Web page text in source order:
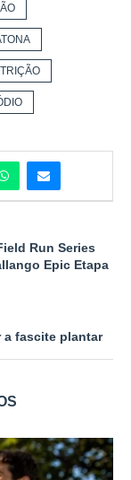
Run Series
Epic Etapa
a fascite plantar